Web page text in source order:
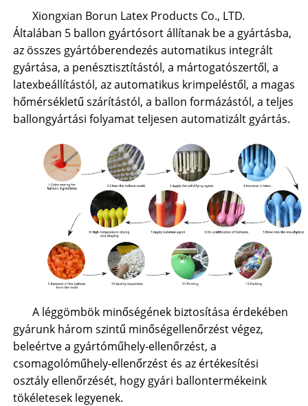
Xiongxian Borun Latex Products Co., LTD.
Általában 5 ballon gyártósort állítanak be a gyártásba,
az összes gyártóberendezés automatikus integrált
gyártása, a penésztisztítástól, a mártogatószertől, a
latexbeállítástól, az automatikus krimpeléstől, a magas
hőmérsékletű szárítástól, a ballon formázástól, a teljes
ballongyártási folyamat teljesen automatizált gyártás.
A léggömbök minőségének biztosítása érdekében
gyárunk három szintű minőségellenőrzést végez,
beleértve a gyártóműhely-ellenőrzést, a
csomagolóműhely-ellenőrzést és az értékesítési
osztály ellenőrzését, hogy gyári ballontermékeink
tökéletesek legyenek.